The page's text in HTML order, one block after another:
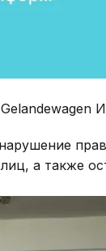
а также